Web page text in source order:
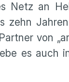
Netz an
zehn
von
es auch